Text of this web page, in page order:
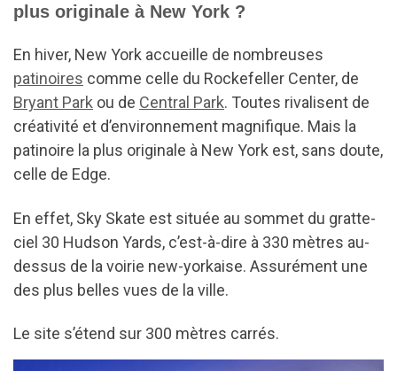
plus originale à New York ?
En hiver, New York accueille de nombreuses
patinoires comme celle du Rockefeller Center, de
Bryant Park ou de Central Park. Toutes rivalisent de
créativité et d’environnement magnifique. Mais la
patinoire la plus originale à New York est, sans doute,
celle de Edge.
En effet, Sky Skate est située au sommet du gratte-
ciel 30 Hudson Yards, c’est-à-dire à 330 mètres au-
dessus de la voirie new-yorkaise. Assurément une
des plus belles vues de la ville.
Le site s’étend sur 300 mètres carrés.